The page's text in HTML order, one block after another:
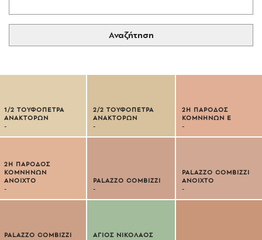
Αναζήτηση
1/2 ΤΟΥΦΟΠΕΤΡΑ
ΑΝΑΚΤΟΡΩΝ
-
2/2 ΤΟΥΦΟΠΕΤΡΑ
ΑΝΑΚΤΟΡΩΝ
-
2Η ΠΑΡΟΔΟΣ
ΚΟΜΝΗΝΩΝ E
-
2Η ΠΑΡΟΔΟΣ
ΚΟΜΝΗΝΩΝ
ΑΝΟΙΧΤΟ
-
PALAZZO COMBIZZI
-
PALAZZO COMBIZZI
ΑΝΟΙΧΤΟ
-
PALAZZO COMBIZZI
ΑΓΙΟΣ ΝΙΚΟΛΑΟΣ